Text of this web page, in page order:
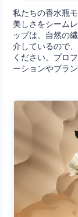
私たちの香水瓶
美しさをシーム
ップは、自然の
介しているので
ください。プロ
ーションやブラ